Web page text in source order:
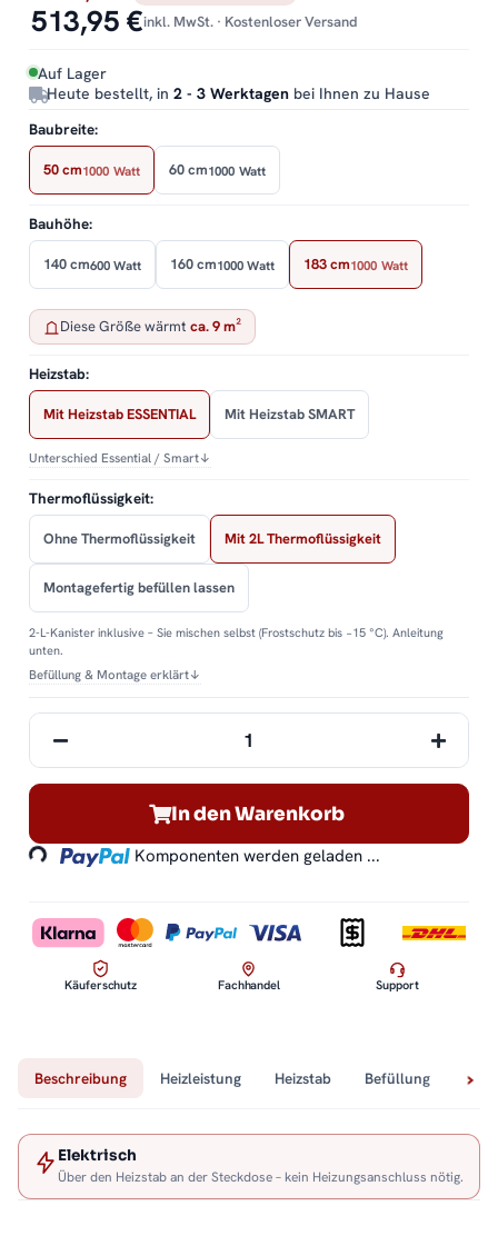
513,95 €inkl. MwSt. · Kostenloser Versand
Auf Lager
Heute bestellt, in 2 - 3 Werktagen bei Ihnen zu Hause
Baubreite:
50 cm1000 Watt 60 cm1000 Watt
Bauhöhe:
140 cm600 Watt 160 cm1000 Watt 183 cm1000 Watt
Diese Größe wärmt ca. 9 m²
Heizstab:
Mit Heizstab ESSENTIAL Mit Heizstab SMART
Unterschied Essential / Smart↓
Thermoflüssigkeit:
Ohne Thermoflüssigkeit Mit 2L Thermoflüssigkeit
Montagefertig befüllen lassen
2-L-Kanister inklusive – Sie mischen selbst (Frostschutz bis −15 °C). Anleitung
unten.
Befüllung & Montage erklärt↓
In den Warenkorb
Loading... Komponenten werden geladen ...
Käuferschutz Fachhandel Support
Beschreibung Heizleistung Heizstab Befüllung
Elektrisch
Über den Heizstab an der Steckdose – kein Heizungsanschluss nötig.